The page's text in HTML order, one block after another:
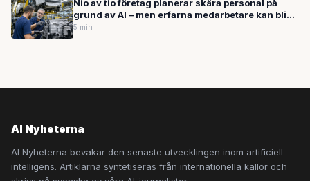
Nio av tio företag planerar skära personal på
grund av AI – men erfarna medarbetare kan bli
vinnarna
5 min
AI Nyheterna
AI Nyheterna bevakar den senaste utvecklingen inom artificiell
intelligens. Artiklarna syntetiseras från internationella källor och